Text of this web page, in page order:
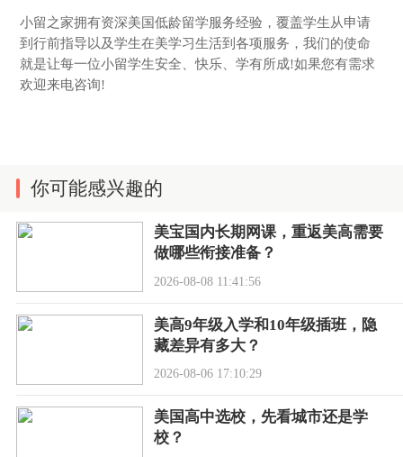
小留之家拥有资深美国低龄留学服务经验，覆盖学生从申请
到行前指导以及学生在美学习生活到各项服务，我们的使命
就是让每一位小留学生安全、快乐、学有所成!如果您有需求
欢迎来电咨询!
你可能感兴趣的
美宝国内长期网课，重返美高需要
做哪些衔接准备？
2026-08-08 11:41:56
美高9年级入学和10年级插班，隐
藏差异有多大？
2026-08-06 17:10:29
美国高中选校，先看城市还是学
校？